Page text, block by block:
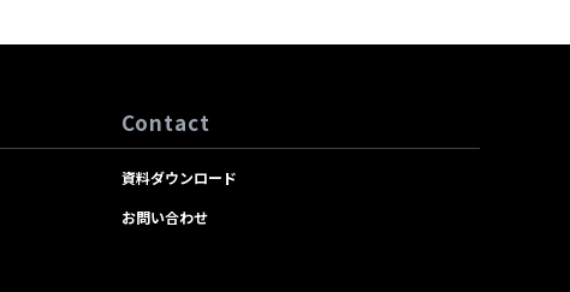
Contact
資料ダウンロード
お問い合わせ